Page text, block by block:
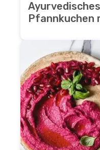
Pfannkuchen